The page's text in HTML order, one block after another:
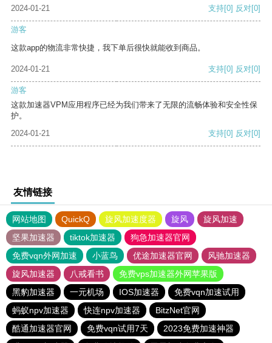
2024-01-21
支持[0] 反对[0]
游客
这款app的物流非常快捷，我下单后很快就能收到商品。
2024-01-21 支持[0] 反对[0]
游客
这款加速器VPM应用程序已经为我们带来了无限的流畅体验和安全性保
护。
2024-01-21
支持[0] 反对[0]
友情链接
网站地图 QuickQ 旋风加速度器 旋风
旋风加速
坚果加速器
tiktok加速器
狗急加速器官网
免费vqn外网加速
小蓝鸟 优途加速器官网
风驰加速器
旋风加速器
八戒看书
免费vps加速器外网苹果版
黑豹加速器
一元机场 IOS加速器
免费vqn加速试用
蚂蚁npv加速器
快连npv加速器
BitzNet官网
酷通加速器官网
免费vqn试用7天
2023免费加速神器